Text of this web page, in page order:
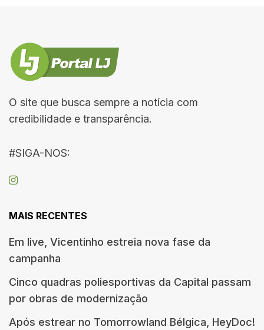
O site que busca sempre a notícia com
credibilidade e transparência.
#SIGA-NOS:
MAIS RECENTES
Em live, Vicentinho estreia nova fase da
campanha
Cinco quadras poliesportivas da Capital passam
por obras de modernização
Após estrear no Tomorrowland Bélgica, HeyDoc!